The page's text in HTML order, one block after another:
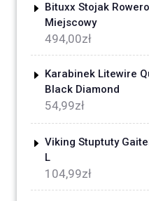
Bituxx Stojak
Miejscowy
494,00zł
Karabinek Litewire
Black Diamond
54,99zł
Viking Stuptuty
L
104,99zł